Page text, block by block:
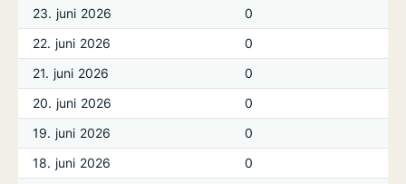
23. juni 2026
0
22. juni 2026
0
21. juni 2026
0
20. juni 2026
0
19. juni 2026
0
18. juni 2026
0